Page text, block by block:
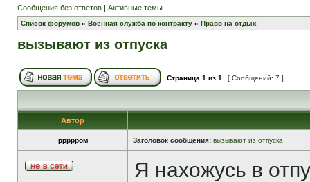
Сообщения без ответов | Активные темы
Список форумов » Военная служба по контракту » Право на отдых
вызывают из отпуска
Страница 1 из 1 [ Сообщений: 7 ]
Автор
ррррром Заголовок сообщения: вызывают из отпуска
Я нахожусь в